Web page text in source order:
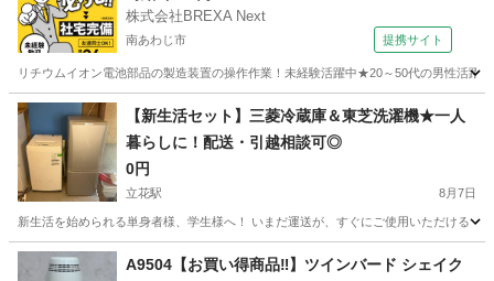
株式会社BREXA Next
南あわじ市 提携サイト
リチウムイオン電池部品の製造装置の操作作業！未経験活躍中★20～50代の男性活
兵庫 南あわじ市 その他
【新生活セット】三菱冷蔵庫＆東芝洗濯機★一人
暮らしに！配送・引越相談可◎
0円
立花駅 8月7日
新生活を始められる単身者様、学生様へ！ いまだ運送が、すぐにご使用いただける
兵庫 尼崎市 キッチン家電
A9504【お買い得商品‼】ツインバード シェイク